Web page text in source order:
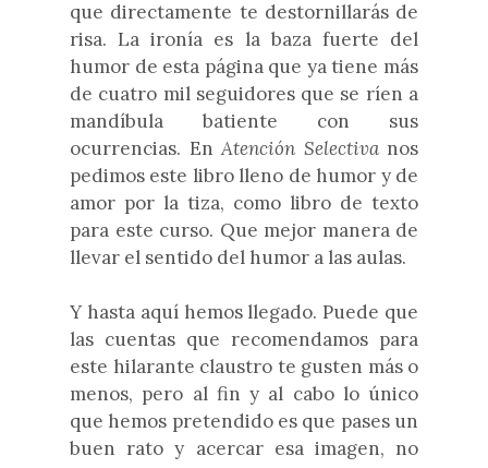
que directamente te destornillarás de
risa. La ironía es la baza fuerte del
humor de esta página que ya tiene más
de cuatro mil seguidores que se ríen a
mandíbula batiente con sus
ocurrencias. En Atención Selectivanos
pedimos este libro lleno de humor y de
amor por la tiza, como libro de texto
para este curso. Que mejor manera de
llevar el sentido del humor a las aulas.
Y hasta aquí hemos llegado. Puede que
las cuentas que recomendamos para
este hilarante claustro te gusten más o
menos, pero al fin y al cabo lo único
que hemos pretendido es que pases un
buen rato y acercar esa imagen, no